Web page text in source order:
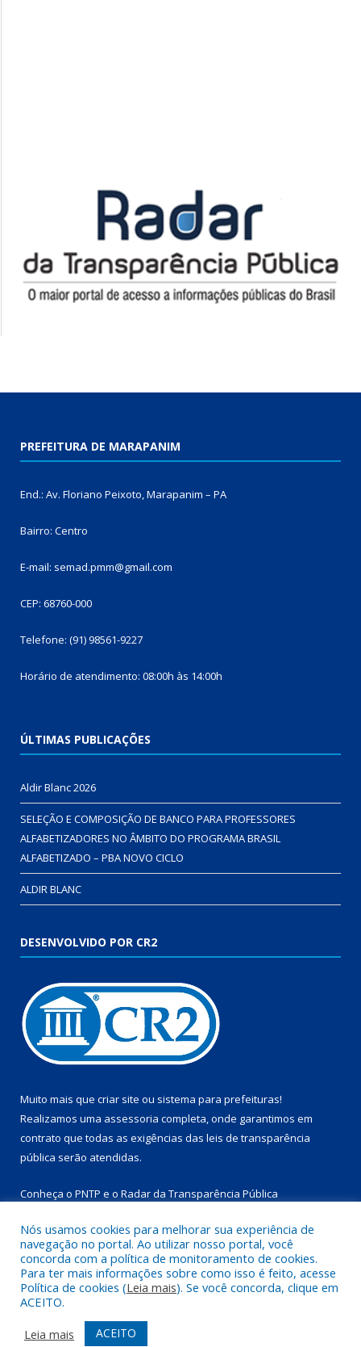
PREFEITURA DE MARAPANIM
End.: Av. Floriano Peixoto, Marapanim – PA
Bairro: Centro
E-mail: semad.pmm@gmail.com
CEP: 68760-000
Telefone: (91) 98561-9227
Horário de atendimento: 08:00h às 14:00h
ÚLTIMAS PUBLICAÇÕES
Aldir Blanc 2026
SELEÇÃO E COMPOSIÇÃO DE BANCO PARA PROFESSORES
ALFABETIZADORES NO ÂMBITO DO PROGRAMA BRASIL
ALFABETIZADO – PBA NOVO CICLO
ALDIR BLANC
DESENVOLVIDO POR CR2
Muito mais que criar site ou sistema para prefeituras!
Realizamos uma assessoria completa, onde garantimos em
contrato que todas as exigências das leis de transparência
pública serão atendidas.
Conheça o PNTP e o Radar da Transparência Pública
Todos os direitos reservados a Prefeitura Municipal de
Marapanim.
Mapa do Site
Acessar Área Administrativa
Nós usamos cookies para melhorar sua experiência de
navegação no portal. Ao utilizar nosso portal, você
concorda com a política de monitoramento de cookies.
Para ter mais informações sobre como isso é feito, acesse
Política de cookies (Leia mais). Se você concorda, clique em
ACEITO.
Leia mais
ACEITO